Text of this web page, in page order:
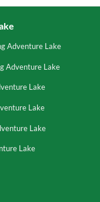
Adventure Lake
Adventure Lake
Lake
Lake
Lake
Lake